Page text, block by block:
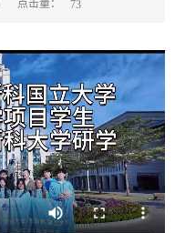
点击量： 73